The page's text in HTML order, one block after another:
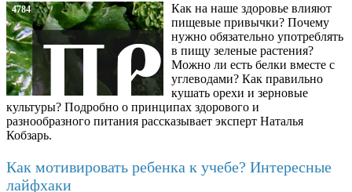
4784
Как на наше здоровье влияют
пищевые привычки? Почему
нужно обязательно употреблять
в пищу зеленые растения?
Можно ли есть белки вместе с
углеводами? Как правильно
кушать орехи и зерновые
культуры? Подробно о принципах здорового и
разнообразного питания рассказывает эксперт Наталья
Кобзарь.
Как мотивировать ребенка к учебе? Интересные
лайфхаки